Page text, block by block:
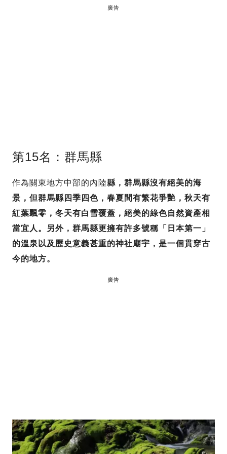
廣告
第15名：群馬縣
作為關東地方中部的內陸縣， 群馬縣沒有絕美的海
景，但群馬縣四季四色，春夏間有繁花爭艷，秋天有
紅葉飄零，冬天有白雪覆蓋，絕美的綠色自然資產相
當宜人。另外，群馬縣更擁有許多號稱「日本第一」
的溫泉以及歷史意義甚重的神社廟宇，是一個貫穿古
今的地方。
廣告